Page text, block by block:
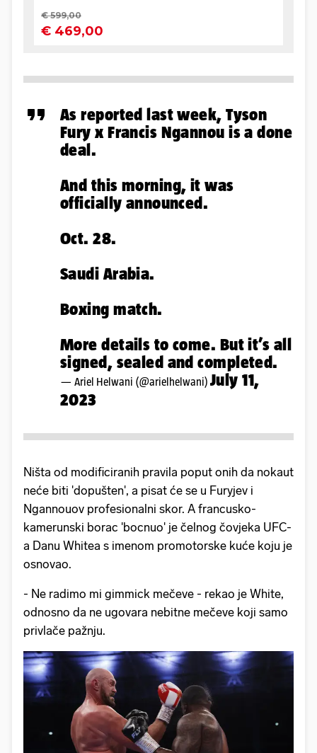
As reported last week, Tyson
Fury x Francis Ngannou is a done
deal.
And this morning, it was
officially announced.
Oct. 28.
Saudi Arabia.
Boxing match.
More details to come. But it’s all
signed, sealed and completed.
— Ariel Helwani (@arielhelwani) July 11,
2023
Ništa od modificiranih pravila poput onih da nokaut
neće biti 'dopušten', a pisat će se u Furyjev i
Ngannouov profesionalni skor. A francusko-
kamerunski borac 'bocnuo' je čelnog čovjeka UFC-
a Danu Whitea s imenom promotorske kuće koju je
osnovao.
- Ne radimo mi gimmick mečeve - rekao je White,
odnosno da ne ugovara nebitne mečeve koji samo
privlače pažnju.